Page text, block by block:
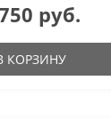
руб.
КОРЗИНУ